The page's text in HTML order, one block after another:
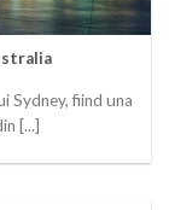
Sydney, fiind una
[...]